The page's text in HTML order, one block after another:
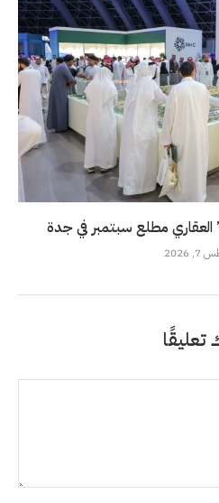
مطلع سبتمبر في جدة
تعليقًا